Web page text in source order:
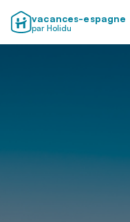
vacances-espagne
par Holidu